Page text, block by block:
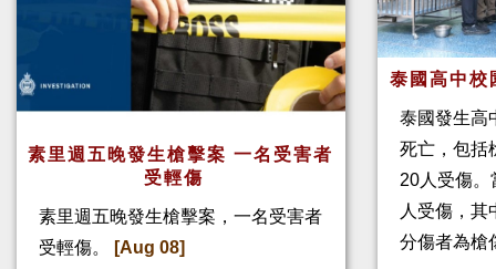
素里週五晚發生槍擊案 一名受害者
受輕傷
素里週五晚發生槍擊案，一名受害者
受輕傷。
[Aug 08]
泰國高中
泰國發生高
死亡，包括
20人受傷
人受傷，其
分傷者為槍